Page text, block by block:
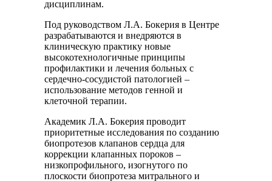
дисциплинам.
Под руководством Л.А. Бокерия в Центре
разрабатываются и внедряются в
клиническую практику новые
высокотехнологичные принципы
профилактики и лечения больных с
сердечно-сосудистой патологией –
использование методов генной и
клеточной терапии.
Академик Л.А. Бокерия проводит
приоритетные исследования по созданию
биопротезов клапанов сердца для
коррекции клапанных пороков –
низкопрофильного, изогнутого по
плоскости биопротеза митрального и